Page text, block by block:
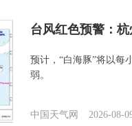
台风红色预警：
预计，“白海豚”将以每
弱。
中国天气网 2026-08-